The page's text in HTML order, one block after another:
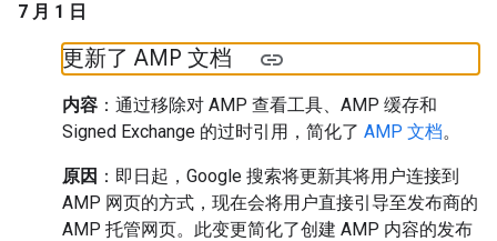
7 月 1 日
更新了 AMP 文档
内容 ：通过移除对 AMP 查看工具、AMP 缓存和
Signed Exchange 的过时引用，简化了 AMP 文档。
原因 ：即日起，Google 搜索将更新其将用户连接到
AMP 网页的方式，现在会将用户直接引导至发布商的
AMP 托管网页。此变更简化了创建 AMP 内容的发布